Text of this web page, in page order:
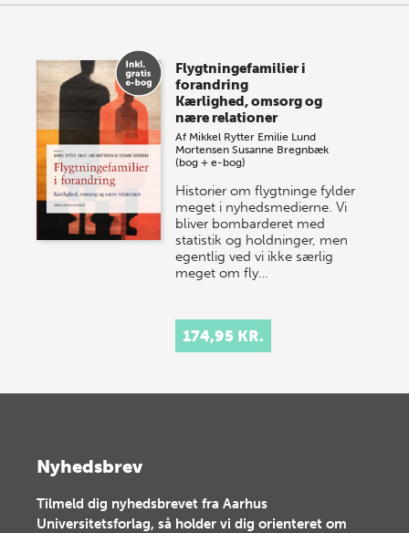
Flygtningefamilier i
forandring
Kærlighed, omsorg og
nære relationer
Af Mikkel Rytter Emilie Lund
Mortensen Susanne Bregnbæk
(bog + e-bog)
Historier om flygtninge fylder
meget i nyhedsmedierne. Vi
bliver bombarderet med
statistik og holdninger, men
egentlig ved vi ikke særlig
meget om fly…
174,95 KR.
Nyhedsbrev
Tilmeld dig nyhedsbrevet fra Aarhus
Universitetsforlag, så holder vi dig orienteret om